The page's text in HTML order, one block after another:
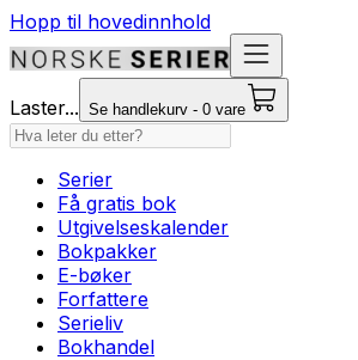
Hopp til hovedinnhold
Laster... Se handlekurv - 0 vare
Serier
Få gratis bok
Utgivelseskalender
Bokpakker
E-bøker
Forfattere
Serieliv
Bokhandel